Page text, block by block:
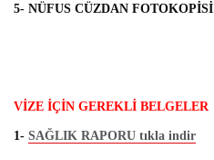
5- NÜFUS CÜZDAN FOTOKOPİSİ
VİZE İÇİN GEREKLİ BELGELER
1- SAĞLIK RAPORU tıkla indir